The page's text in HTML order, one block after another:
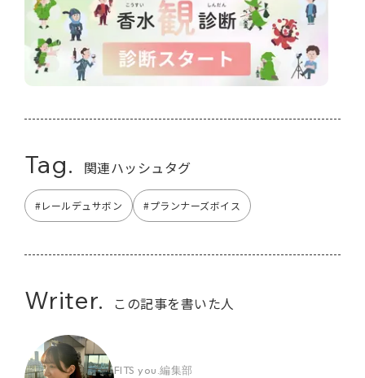
Tag. 関連ハッシュタグ
#レールデュサボン #プランナーズボイス
Writer. この記事を書いた人
FITS you.編集部